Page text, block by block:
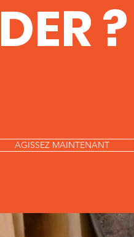
?
AGISSEZ MAINTENANT